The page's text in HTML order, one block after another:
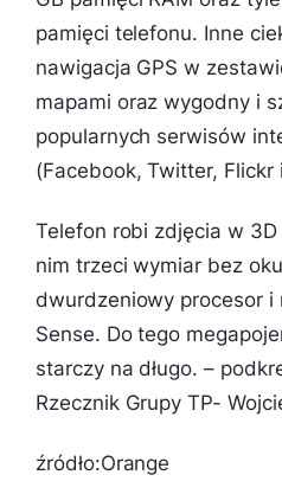
pamięci telefonu. Inne
nawigacja GPS w
mapami oraz wygodny i
popularnych serwisów
(Facebook, Twitter, Flickr
Telefon robi zdjęcia w
nim trzeci wymiar bez
dwurdzeniowy procesor i
Sense. Do tego
starczy na długo.–
Rzecznik Grupy TP-
źródło:Orange